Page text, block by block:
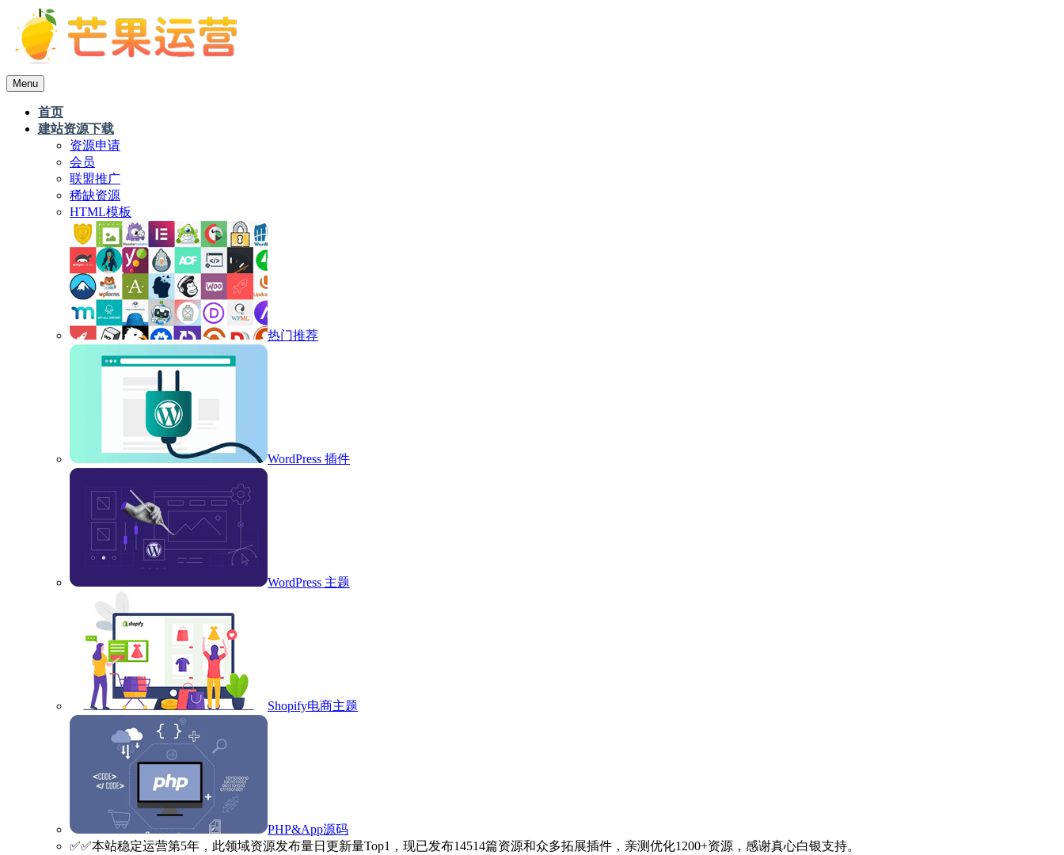
Menu
首页
建站资源下载
资源申请
会员
联盟推广
稀缺资源
HTML模板
热门推荐
WordPress 插件
WordPress 主题
Shopify电商主题
PHP&App源码
✅️✅️本站稳定运营第5年，此领域资源发布量日更新量Top1，现已发布14514篇资源和众多拓展插件，亲测优化1200+资源，感谢真心白银支持。